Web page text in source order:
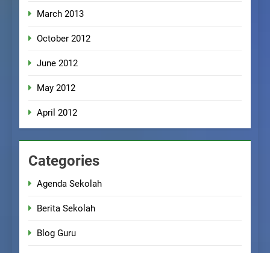
March 2013
October 2012
June 2012
May 2012
April 2012
Categories
Agenda Sekolah
Berita Sekolah
Blog Guru